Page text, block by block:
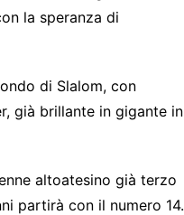
la speranza di
di Slalom, con
già brillante in gigante in
altoatesino già terzo
partirà con il numero 14.